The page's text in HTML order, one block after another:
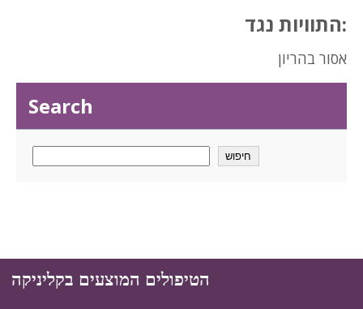
התוויות נגד:
אסור בהריון
Search
חיפוש
הטיפולים המוצעים בקליניקה